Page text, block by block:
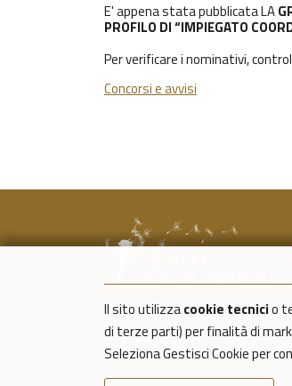
Il sito utilizzacookie tecnicio
di terze parti) per finalità di
Seleziona Gestisci Cookie per
E' appena stata pubblicata LA
PROFILO DI “IMPIEGATO
Per verificare i nominativi,
Concorsi e avvisi